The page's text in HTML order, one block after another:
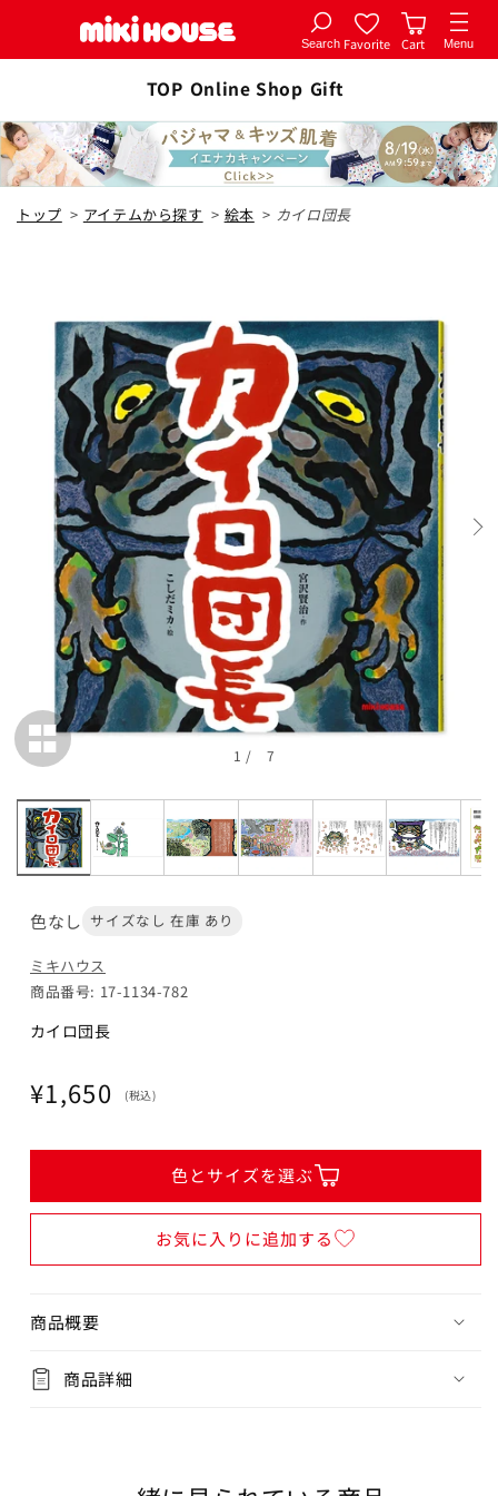
コンテ
Search Favorite Cart Menu
TOP Online Shop Gift
トップ > アイテムから探す > 絵本 > カイロ団長
1 / 7
色なし サイズなし 在庫 あり
ミキハウス
商品番号: 17-1134-782
カイロ団長
通
¥1,650 (税込)
色とサイズを選ぶ
お気に入りに追加する
カートに追加
全1色
色なし
閉じる
商品概要
商品詳細